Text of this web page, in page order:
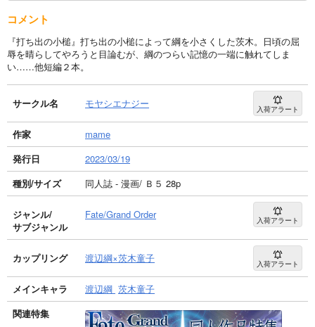
コメント
『打ち出の小槌』打ち出の小槌によって綱を小さくした茨木。日頃の屈
辱を晴らしてやろうと目論むが、綱のつらい記憶の一端に触れてしま
い……他短編２本。
サークル名 モヤシエナジー 入荷アラート
作家
mame
発行日
2023/03/19
種別/サイズ
同人誌 - 漫画/ Ｂ５ 28p
ジャンル/
サブジャンル
Fate/Grand Order 入荷アラート
カップリング 渡辺綱×茨木童子 入荷アラート
メインキャラ 渡辺綱 茨木童子
関連特集